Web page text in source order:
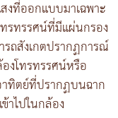
งที่ออกแบบมาเฉพาะ
รทรรศน์ที่มีแผ่นกรอง
ถสังเกตปรากฏการณ์
งโทรทรรศน์หรือ
ทิตย์ที่ปรากฏบนฉาก
าไปในกล้อง